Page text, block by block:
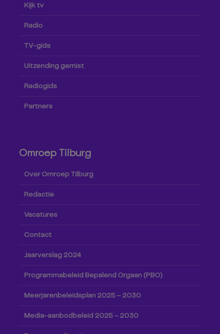
Kijk tv
Radio
TV-gids
Uitzending gemist
Radiogids
Partners
Omroep Tilburg
Over Omroep Tilburg
Redactie
Vacatures
Contact
Jaarverslag 2024
Programmabeleid Bepalend Orgaan (PBO)
Meerjarenbeleidsplan 2025 – 2030
Media-aanbodbeleid 2025 – 2030